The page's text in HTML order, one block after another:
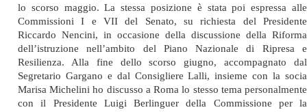
lo scorso maggio. La stessa posizione è stata poi espressa alle
Commissioni I e VII del Senato, su richiesta del Presidente
Riccardo Nencini, in occasione della discussione della Riforma
dell’istruzione nell’ambito del Piano Nazionale di Ripresa e
Resilienza. Alla fine dello scorso giugno, accompagnato dal
Segretario Gargano e dal Consigliere Lalli, insieme con la socia
Marisa Michelini ho discusso a Roma lo stesso tema personalmente
con il Presidente Luigi Berlinguer della Commissione per la